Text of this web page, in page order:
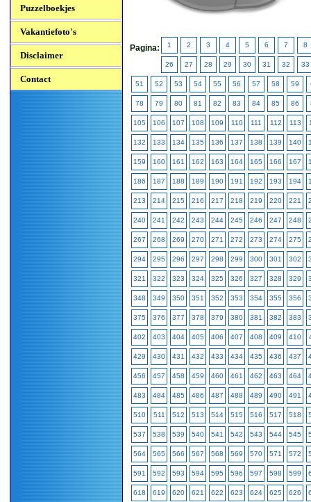
Puzzelboekjes
Vakantiefoto's
Disclaimer
Contact
Pagina: 1 2 3 4 5 6 7 8
26 27 28 29 30 31 32 33
51 52 53 54 55 56 57 58 59
78 79 80 81 82 83 84 85 86
105 106 107 108 109 110 111 112 113
132 133 134 135 136 137 138 139 140
159 160 161 162 163 164 165 166 167
186 187 188 189 190 191 192 193 194
213 214 215 216 217 218 219 220 221
240 241 242 243 244 245 246 247 248
267 268 269 270 271 272 273 274 275
294 295 296 297 298 299 300 301 302
321 322 323 324 325 326 327 328 329
348 349 350 351 352 353 354 355 356
375 376 377 378 379 380 381 382 383
402 403 404 405 406 407 408 409 410
429 430 431 432 433 434 435 436 437
456 457 458 459 460 461 462 463 464
483 484 485 486 487 488 489 490 491
510 511 512 513 514 515 516 517 518
537 538 539 540 541 542 543 544 545
564 565 566 567 568 569 570 571 572
591 592 593 594 595 596 597 598 599
618 619 620 621 622 623 624 625 626